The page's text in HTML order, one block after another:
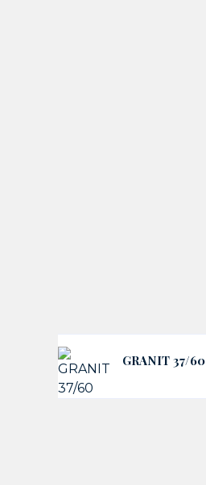
GRANIT 37/60